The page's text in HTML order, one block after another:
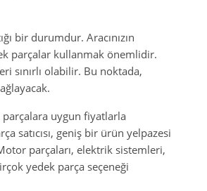
bir durumdur. Aracınızın
parçalar kullanmak önemlidir.
sınırlı olabilir. Bu noktada,
uygun fiyatlarla
satıcısı, geniş bir ürün yelpazesi
parçaları, elektrik sistemleri,
yedek parça seçeneği